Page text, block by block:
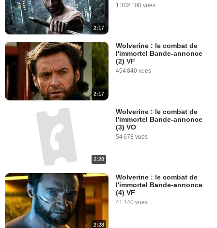
2:17
1 302 100 vues
2:17
Wolverine : le combat de
l'immortel Bande-annonce
(2) VF
454 840 vues
2:28
Wolverine : le combat de
l'immortel Bande-annonce
(3) VO
54 678 vues
2:28
Wolverine : le combat de
l'immortel Bande-annonce
(4) VF
41 140 vues